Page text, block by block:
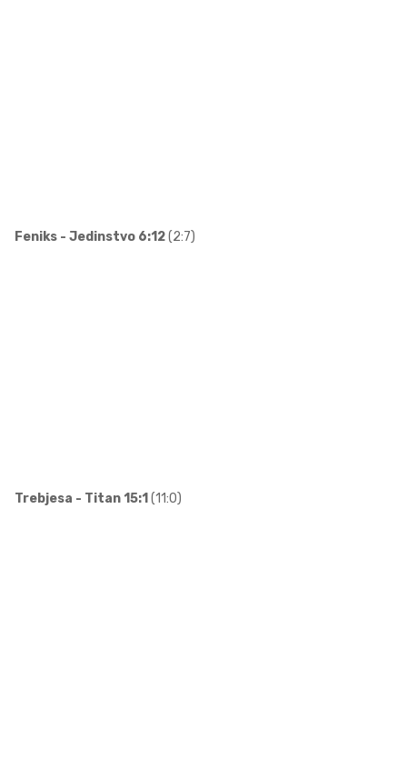
Feniks - Jedinstvo 6:12(2:7)
Trebjesa - Titan 15:1 (11:0)